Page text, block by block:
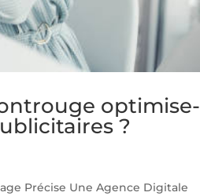
optimise-
?
Précise Une Agence Digitale